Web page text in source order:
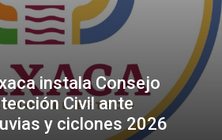
instala Consejo
Civil ante
y ciclones 2026